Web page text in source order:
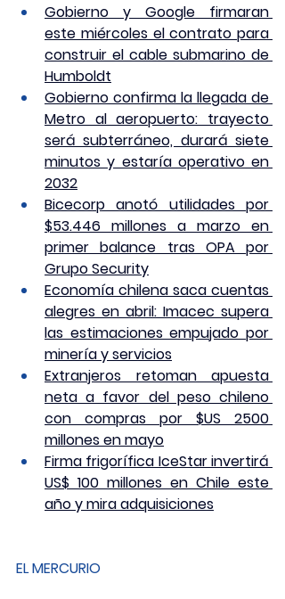
Gobierno y Google firmaran
este miércoles el contrato para
construir el cable submarino de
Humboldt
Gobierno confirma la llegada de
Metro al aeropuerto: trayecto
será subterráneo, durará siete
minutos y estaría operativo en
2032
Bicecorp anotó utilidades por
$53.446 millones a marzo en
primer balance tras OPA por
Grupo Security
Economía chilena saca cuentas
alegres en abril: Imacec supera
las estimaciones empujado por
minería y servicios
Extranjeros retoman apuesta
neta a favor del peso chileno
con compras por $US 2500
millones en mayo
Firma frigorífica IceStar invertirá
US$ 100 millones en Chile este
año y mira adquisiciones
EL MERCURIO